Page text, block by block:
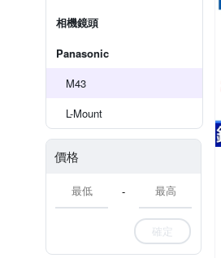
相機鏡頭
Panasonic
M43
L-Mount
價格
-
確定